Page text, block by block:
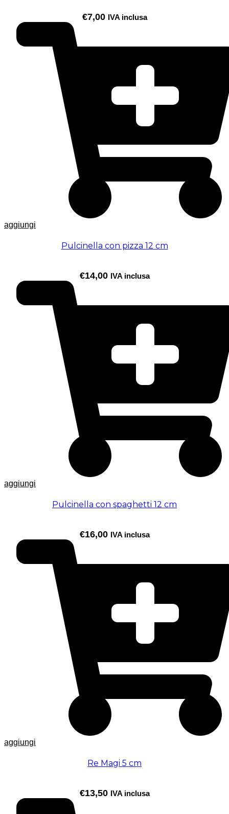
€7,00 IVA inclusa
aggiungi
Pulcinella con pizza 12 cm
€14,00 IVA inclusa
aggiungi
Pulcinella con spaghetti 12 cm
€16,00 IVA inclusa
aggiungi
Re Magi 5 cm
€13,50 IVA inclusa